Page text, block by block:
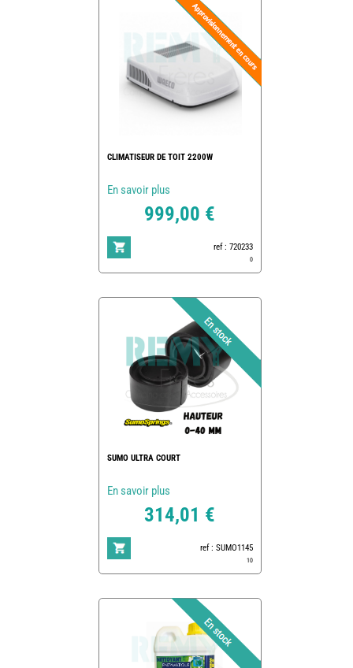
CLIMATISEUR DE TOIT 2200W
En savoir plus
999,00 €
ref : 720233
0
SUMO ULTRA COURT
En savoir plus
314,01 €
ref : SUMO1145
10